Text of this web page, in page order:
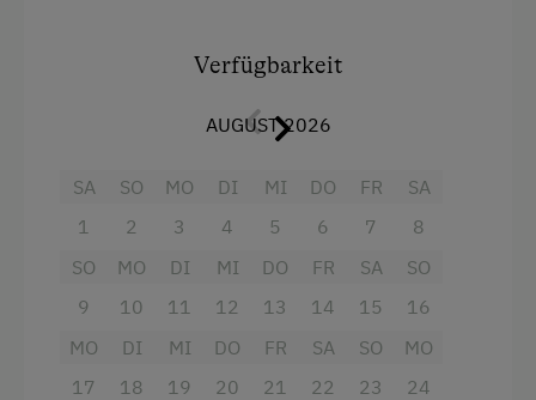
4 Plattenherd
Radio
Backofen
Balkon/Terrasse
Dusche
Fernseher
Verfügbarkeit
AUGUST 2026
SA
1
SO
2
MO
3
DI
4
MI
5
DO
6
FR
7
SA
8
SO
9
MO
10
DI
11
MI
12
DO
13
FR
14
SA
15
SO
16
MO
17
DI
18
MI
19
DO
20
FR
21
SA
22
SO
23
MO
24